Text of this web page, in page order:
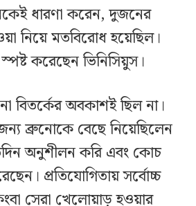
ধারণা করেন, দুজনের
নিয়ে মতবিরোধ হয়েছিল।
করেছেন ভিনিসিয়ুস।
বিতর্কের অবকাশই ছিল না।
ব্রুনোকে বেছে নিয়েছিলেন
অনুশীলন করি এবং কোচ
প্রতিযোগিতায় সর্বোচ্চ
সেরা খেলোয়াড় হওয়ার